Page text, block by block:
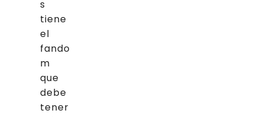
s
tiene
el
fando
m
que
debe
tener